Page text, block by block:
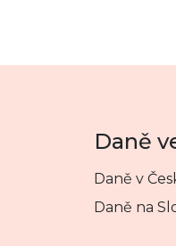
Daně
Daně v
Daně na